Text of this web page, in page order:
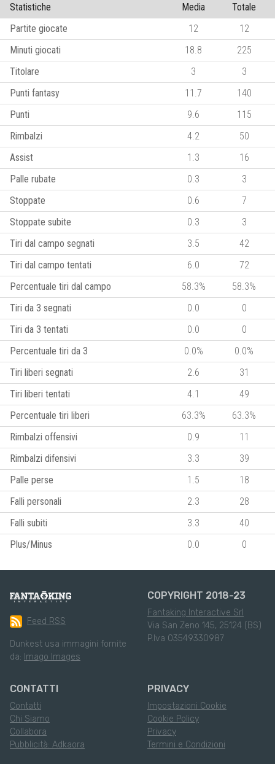
Statistiche Media
Totale
Partite giocate
12
12
Minuti giocati
18.8
225
Titolare
3
3
Punti fantasy
11.7
140
Punti
9.6
115
Rimbalzi
4.2
50
Assist
1.3
16
Palle rubate
0.3
3
Stoppate
0.6
7
Stoppate subite
0.3
3
Tiri dal campo segnati
3.5
42
Tiri dal campo tentati
6.0
72
Percentuale tiri dal campo
58.3%
58.3%
Tiri da 3 segnati
0.0
0
Tiri da 3 tentati
0.0
0
Percentuale tiri da 3
0.0%
0.0%
Tiri liberi segnati
2.6
31
Tiri liberi tentati
4.1
49
Percentuale tiri liberi
63.3%
63.3%
Rimbalzi offensivi
0.9
11
Rimbalzi difensivi
3.3
39
Palle perse
1.5
18
Falli personali
2.3
28
Falli subiti
3.3
40
Plus/Minus
0.0 0
Feed RSS
Dunkest usa immagini fornite
da: Imago Images
COPYRIGHT 2018-23
Fantaking Interactive Srl
Via San Zeno 145, 25124 (BS)
P.Iva 03549330987
CONTATTI
Contatti
Chi Siamo
Collabora
Pubblicità: Adkaora
PRIVACY
Impostazioni Cookie
Cookie Policy
Privacy
Termini e Condizioni